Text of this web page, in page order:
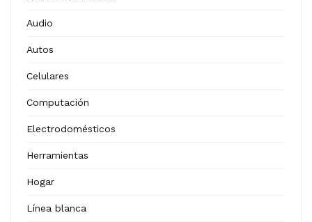
Audio
Autos
Celulares
Computación
Electrodomésticos
Herramientas
Hogar
Línea blanca